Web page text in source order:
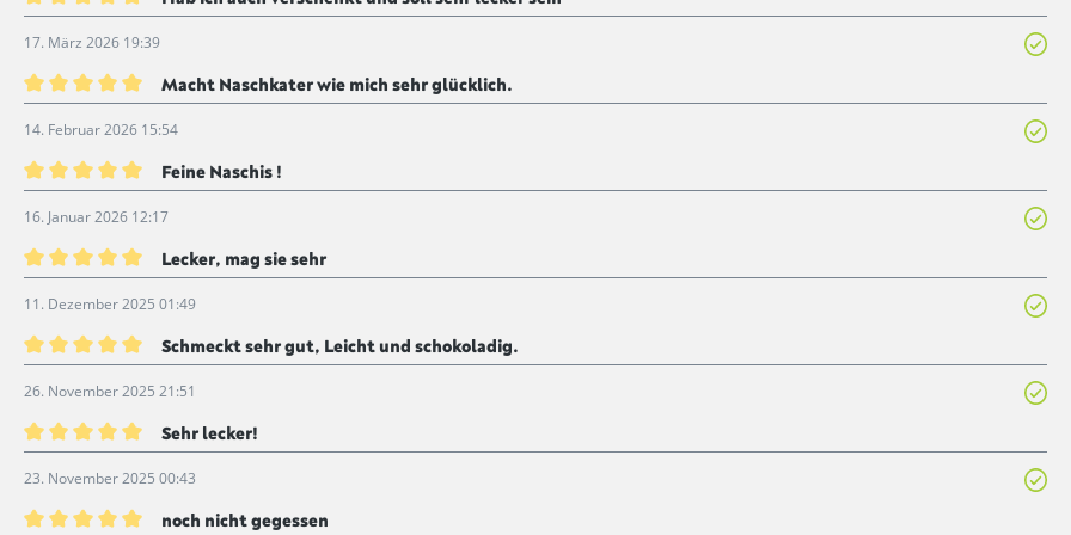
Bewertung mit 5 von 5 Sternen
17. März 2026 19:39
Bewertung mit 5 von 5 Sternen
Macht Naschkater wie mich sehr glücklich.
14. Februar 2026 15:54
Bewertung mit 5 von 5 Sternen
Feine Naschis !
16. Januar 2026 12:17
Bewertung mit 5 von 5 Sternen
Lecker, mag sie sehr
11. Dezember 2025 01:49
Bewertung mit 5 von 5 Sternen
Schmeckt sehr gut, Leicht und schokoladig.
26. November 2025 21:51
Bewertung mit 5 von 5 Sternen
Sehr lecker!
23. November 2025 00:43
noch nicht gegessen